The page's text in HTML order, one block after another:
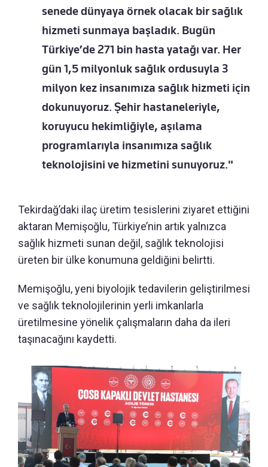
senede dünyaya örnek olacak bir sağlık
hizmeti sunmaya başladık. Bugün
Türkiye’de 271 bin hasta yatağı var. Her
gün 1,5 milyonluk sağlık ordusuyla 3
milyon kez insanımıza sağlık hizmeti için
dokunuyoruz. Şehir hastaneleriyle,
koruyucu hekimliğiyle, aşılama
programlarıyla insanımıza sağlık
teknolojisini ve hizmetini sunuyoruz."
Tekirdağ’daki ilaç üretim tesislerini ziyaret ettiğini
aktaran Memişoğlu, Türkiye’nin artık yalnızca
sağlık hizmeti sunan değil, sağlık teknolojisi
üreten bir ülke konumuna geldiğini belirtti.
Memişoğlu, yeni biyolojik tedavilerin geliştirilmesi
ve sağlık teknolojilerinin yerli imkanlarla
üretilmesine yönelik çalışmaların daha da ileri
taşınacağını kaydetti.